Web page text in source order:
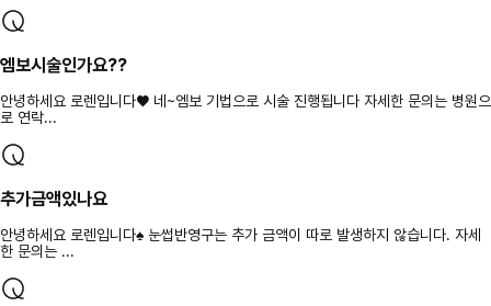
엠보시술인가요??
안녕하세요 로렌입니다♥ 네~엠보 기법으로 시술 진행됩니다 자세한 문의는 병원으
로 연락...
추가금액있나요
안녕하세요 로렌입니다♠ 눈썹반영구는 추가 금액이 따로 발생하지 않습니다. 자세
한 문의는 ...